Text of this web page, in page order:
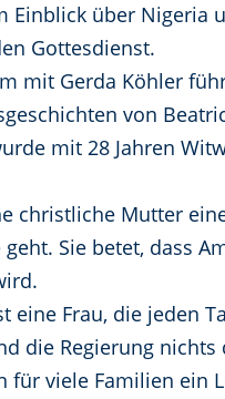
Einblick über Nigeria
Gottesdienst.
mit Gerda Köhler
von
mit 28 Jahren
christliche Mutter
geht. Sie betet, dass
eine Frau, die jeden
die Regierung
für viele Familien ein